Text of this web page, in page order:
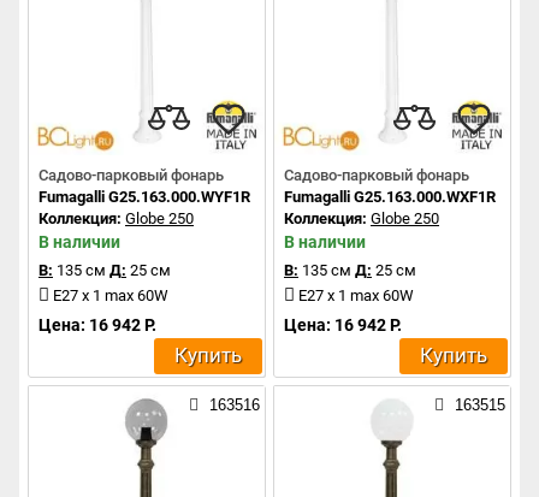
Садово-парковый фонарь
Fumagalli G25.163.000.WYF1R
Коллекция: Globe 250
В наличии
В: 135 см Д: 25 см
E27 x 1 max 60W
Цена: 16 942 Р.
Купить
Садово-парковый фонарь
Fumagalli G25.163.000.WXF1R
Коллекция: Globe 250
В наличии
В: 135 см Д: 25 см
E27 x 1 max 60W
Цена: 16 942 Р.
Купить
163516 163515